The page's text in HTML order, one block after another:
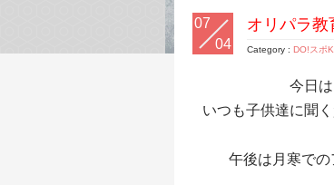
07
04
オリパラ教
Category : DO!スポ
今日
いつも子供達に聞
午後は月寒で